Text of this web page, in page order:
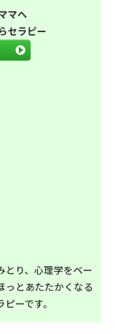
マへ
セラピー
とり、心理学をベー
っとあたたかくなる
ーです。